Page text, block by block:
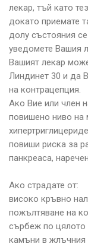
лекар, тъй като
докато приемате
долу състояния
уведомете Вашия
Вашият лекар
Линдинет 30 и да
на контрацепция.
Ако Вие или член
повишено ниво на
повиши риска за
панкреаса,
Ако страдате от:
високо кръвно
пожълтяване на
сърбеж по цялото
камъни в жлъчния